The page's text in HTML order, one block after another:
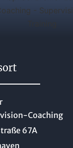
Coaching
67A